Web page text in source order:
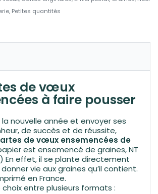
, Petites quantités
de vœux
à faire pousser
nouvelle année et envoyer ses
de succès et de réussite,
de vœux ensemencées de
est ensemencé de graines, NT
En effet, il se plante directement
vie aux graines qu’il contient.
en France.
choix entre plusieurs formats :